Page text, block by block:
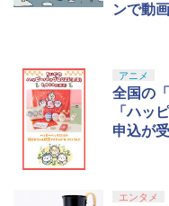
ンで動
アニメ
全国の
「ハッ
申込が
エンタメ